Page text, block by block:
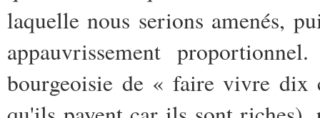
laquelle nous serions amenés,
appauvrissement
bourgeoisie de « faire vivre dix